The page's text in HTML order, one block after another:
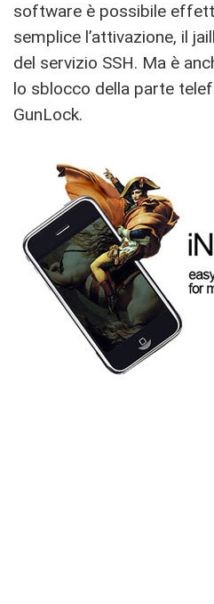
software è possibile
semplice l’attivazione, il
del servizio SSH. Ma è
lo sblocco della parte
GunLock.